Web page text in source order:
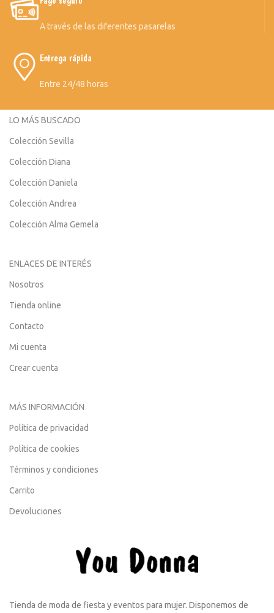
A través de las diferentes pasarelas
Entrega rápida
Entre 24/48 horas
LO MÁS BUSCADO
Colección Sevilla
Colección Diana
Colección Daniela
Colección Andrea
Colección Alma Gemela
ENLACES DE INTERÉS
Nosotros
Tienda online
Contacto
Mi cuenta
Crear cuenta
MÁS INFORMACIÓN
Política de privacidad
Política de cookies
Términos y condiciones
Carrito
Devoluciones
Tienda de moda de fiesta y eventos para mujer. Disponemos de